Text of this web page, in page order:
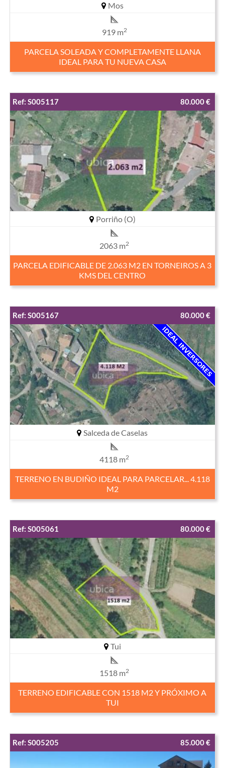
Mos
919 m2
PARCELA SOLEADA Y COMPLETAMENTE LLANA
IDEAL PARA TU NUEVA CASA
Ref: S005117 80.000 €
Porriño (O)
2063 m2
PARCELA EDIFICABLE DE 2.063 M2 EN TORNEIROS A 3
KMS DEL CENTRO
Ref: S005167 80.000 €
Salceda de Caselas
4118 m2
TERRENO EN BUDIÑO IDEAL PARA PARCELAR... 4.118
M2
Ref: S005061 80.000 €
Tui
1518 m2
TERRENO EDIFICABLE CON 1518 M2 Y PRÓXIMO A
TUI
Ref: S005205 85.000 €